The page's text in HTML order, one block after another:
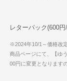
レターパック(600
※2024年10/1～価格改
商品ページにて、【ゆ
00円に変更となります